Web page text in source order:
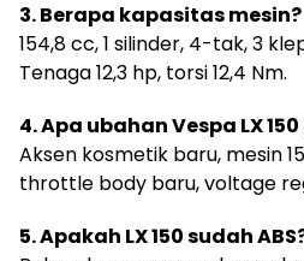
3. Berapa kapasitas mesin?
154,8 cc, 1 silinder, 4-tak, 3
Tenaga 12,3 hp, torsi 12,4 Nm.
4. Apa ubahan Vespa LX
Aksen kosmetik baru, mesin
throttle body baru, voltage
5. Apakah LX 150 sudah